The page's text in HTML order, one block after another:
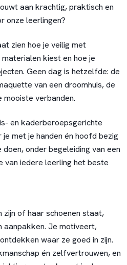
aan krachtig, praktisch en
onze leerlingen?
zien hoe je veilig met
kiest en hoe je
Geen dag is hetzelfde: de
van een droomhuis, de
verbanden.
en kaderberoepsgerichte
met je handen én hoofd bezig
onder begeleiding van een
van iedere leerling het beste
zijn of haar schoenen staat,
aanpakken. Je motiveert,
waar ze goed in zijn.
én zelfvertrouwen, en